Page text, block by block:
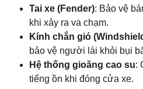
Tai xe (Fender): Bảo vệ
khi xảy ra va chạm.
Kính chắn gió
bảo vệ người lái khỏi bụi
Hệ thống gioăng cao su:
tiếng ồn khi đóng cửa xe.